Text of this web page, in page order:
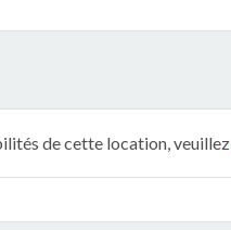
de cette location, veuillez